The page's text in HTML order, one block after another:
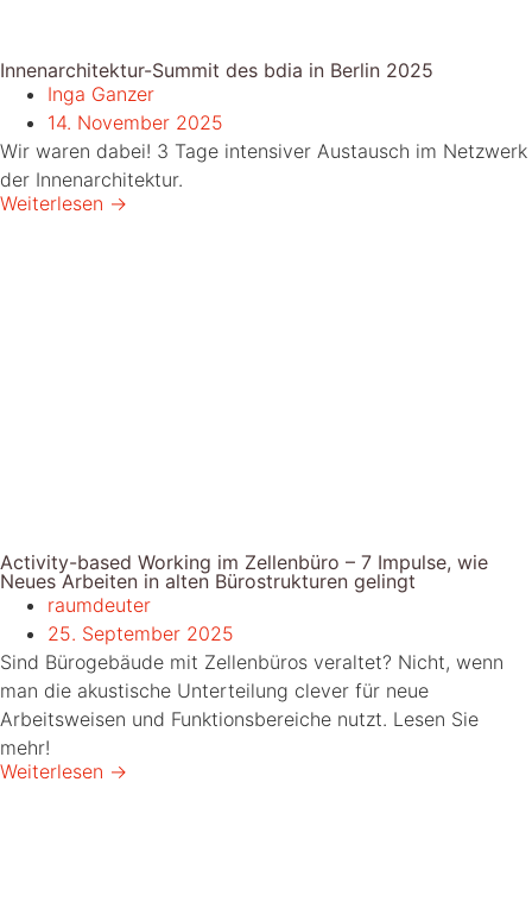
Innenarchitektur-Summit des bdia in Berlin 2025
Inga Ganzer
14. November 2025
Wir waren dabei! 3 Tage intensiver Austausch im Netzwerk
der Innenarchitektur.
Weiterlesen →
Activity-based Working im Zellenbüro – 7 Impulse, wie
Neues Arbeiten in alten Bürostrukturen gelingt
raumdeuter
25. September 2025
Sind Bürogebäude mit Zellenbüros veraltet? Nicht, wenn
man die akustische Unterteilung clever für neue
Arbeitsweisen und Funktionsbereiche nutzt. Lesen Sie
mehr!
Weiterlesen →